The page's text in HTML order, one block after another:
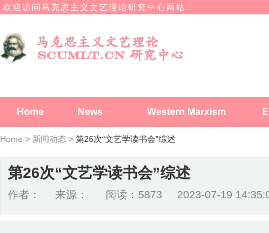
欢迎访问马克思主义文艺理论研究中心网站
Home News Western Marxism
Home > 新闻动态 > 第26次“文艺学读书会”综述
第26次“文艺学读书会”综述
作者： 来源： 阅读：5873 2023-07-19